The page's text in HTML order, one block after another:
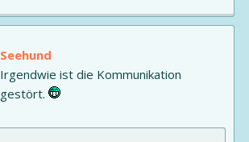
Seehund
Irgendwie ist die Kommunikation
gestört.